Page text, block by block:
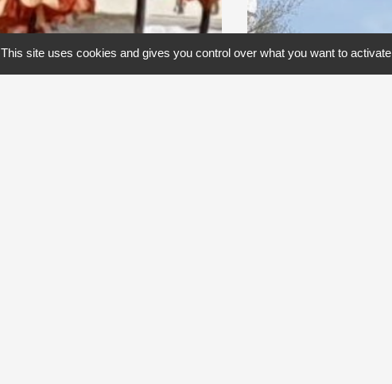
This site uses cookies and gives you control over what you want to activate